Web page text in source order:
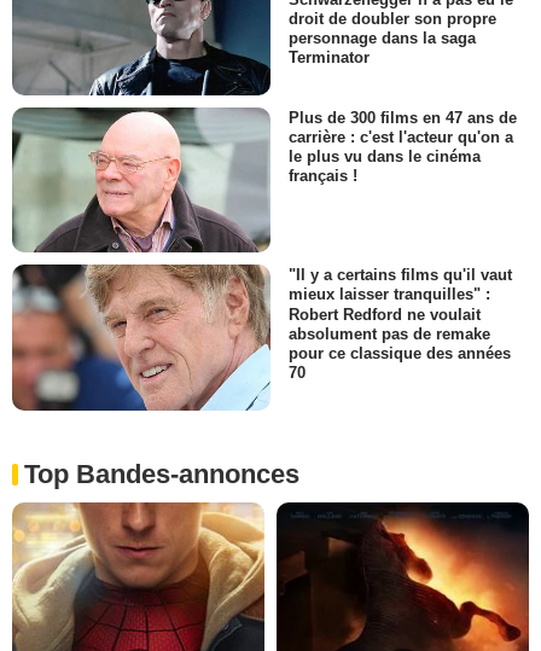
droit de doubler son propre
personnage dans la saga
Terminator
Plus de 300 films en 47 ans de
carrière : c'est l'acteur qu'on a
le plus vu dans le cinéma
français !
"Il y a certains films qu'il vaut
mieux laisser tranquilles" :
Robert Redford ne voulait
absolument pas de remake
pour ce classique des années
70
Top Bandes-annonces